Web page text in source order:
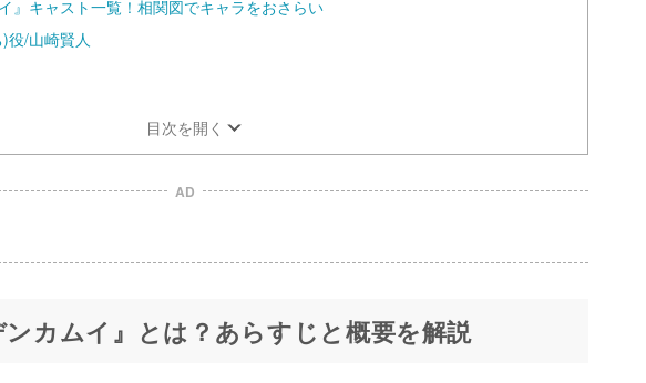
』キャスト一覧！相関図でキャラをおさらい
役/山崎賢人
目次を開く
AD
カムイ』とは？あらすじと概要を解説